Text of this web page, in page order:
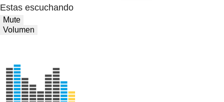
Estas escuchando
Mute
Volumen